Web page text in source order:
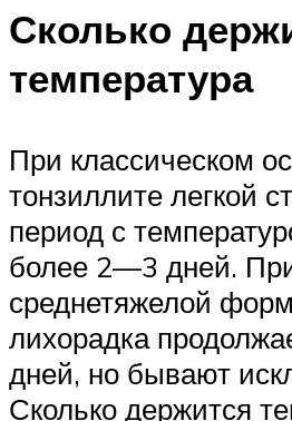
Сколько
температура
При классическом
тонзиллите легкой
период с
более 2—3 дней.
среднетяжелой
лихорадка
дней, но бывают
Сколько держится